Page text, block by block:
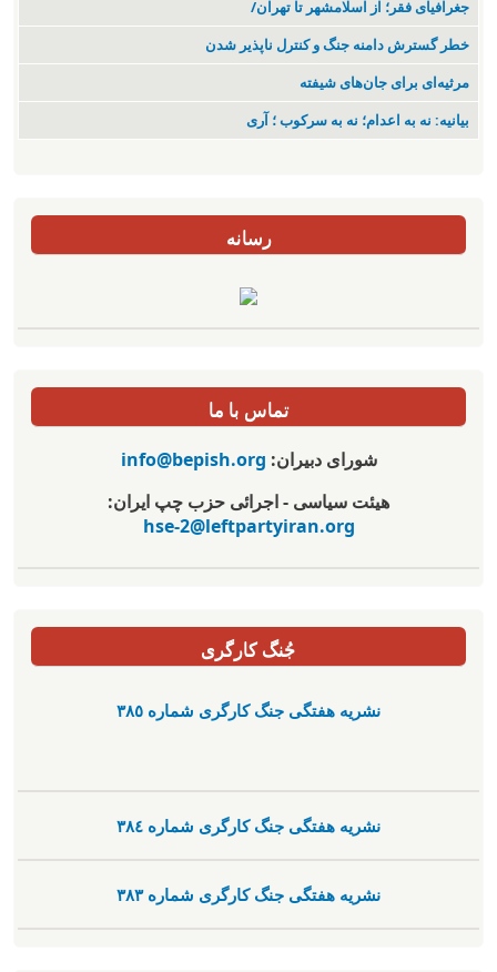
جغرافیای فقر؛ از اسلامشهر تا تهران/
خطر گسترش دامنه جنگ و کنترل ناپذیر شدن
مرثیه‌ای برای جان‌های شیفته
بیانیه: نه به اعدام؛ نه به سرکوب ؛ آری
رسانه
تماس با ما
شورای دبیران:info@bepish.org
هیئت سیاسی - اجرائی حزب چپ ایران:
hse-2@leftpartyiran.org
جُنگ کارگری
نشریە هفتگی جنگ کارگری شمارە ٣٨٥
نشریە هفتگی جنگ کارگری شمارە ٣٨٤
نشریە هفتگی جنگ کارگری شمارە ٣٨٣